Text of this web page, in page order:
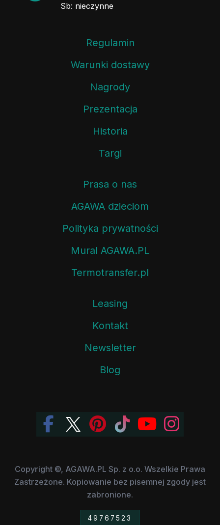
Sb: nieczynne
Regulamin
Warunki dostawy
Nagrody
Prezentacja
Historia
Targi
Prasa o nas
AGAWA dzieciom
Polityka prywatności
Mural AGAWA.PL
Termotransfer.pl
Leasing
Kontakt
Newsletter
Blog
Copyright ©, AGAWA.PL Sp. z o.o. Wszelkie Prawa
Zastrzeżone. Kopiowanie bez pisemnej zgody jest
zabronione.
49767523